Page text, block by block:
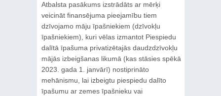
Atbalsta pasākums izstrādāts ar mērķi
veicināt finansējuma pieejamību tiem
dzīvojamo māju īpašniekiem (dzīvokļu
īpašniekiem), kuri vēlas izmantot Piespiedu
dalītā īpašuma privatizētajās daudzdzīvokļu
mājās izbeigšanas likumā (kas stāsies spēkā
2023. gada 1. janvārī) nostiprināto
mehānismu, lai izbeigtu piespiedu dalīto
īpašumu ar zemes īpašnieku vai